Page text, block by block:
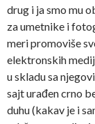
drug i ja smo mu
za umetnike i
meri promoviše
elektronskih
u skladu sa
sajt urađen crno
duhu (kakav je i